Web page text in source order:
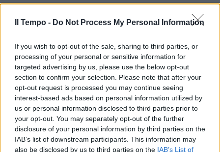
Il Tempo - Do Not Process My Personal Information
If you wish to opt-out of the sale, sharing to third parties, or
processing of your personal or sensitive information for
targeted advertising by us, please use the below opt-out
section to confirm your selection. Please note that after your
opt-out request is processed you may continue seeing
interest-based ads based on personal information utilized by
us or personal information disclosed to third parties prior to
your opt-out. You may separately opt-out of the further
disclosure of your personal information by third parties on the
IAB’s list of downstream participants. This information may
also be disclosed by us to third parties on the IAB’s List of